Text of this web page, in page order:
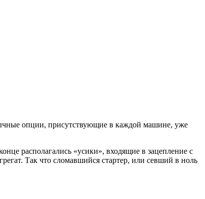
опции, присутствующие в каждой машине, уже
располагались «усики», входящие в зацепление с
Так что сломавшийся стартер, или севший в ноль